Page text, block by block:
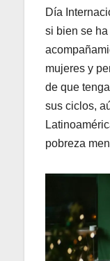
Día
si bien se
mujeres y
de que
sus ciclos,
pobreza